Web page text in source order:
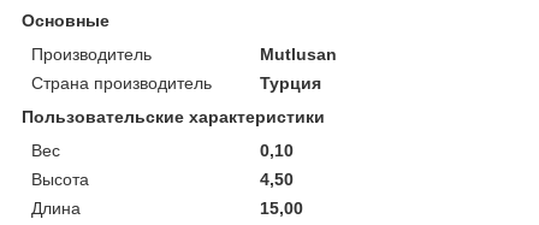
Основные
Производитель
Mutlusan
Страна производитель
Турция
Пользовательские характеристики
Вес
0,10
Высота
4,50
Длина
15,00